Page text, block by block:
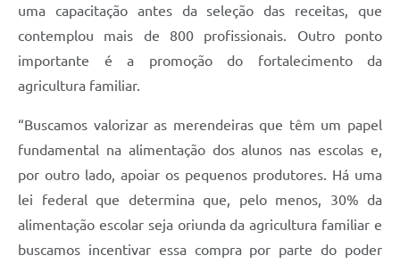
uma capacitação antes da seleção das receitas, que
contemplou mais de 800 profissionais. Outro ponto
importante é a promoção do fortalecimento da
agricultura familiar.
“Buscamos valorizar as merendeiras que têm um papel
fundamental na alimentação dos alunos nas escolas e,
por outro lado, apoiar os pequenos produtores. Há uma
lei federal que determina que, pelo menos, 30% da
alimentação escolar seja oriunda da agricultura familiar e
buscamos incentivar essa compra por parte do poder